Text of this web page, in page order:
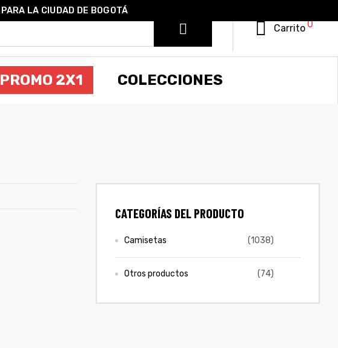
PARA LA CIUDAD DE BOGOTÁ
Carrito0
PROMO 2X1 COLECCIONES
CATEGORÍAS DEL PRODUCTO
Camisetas (1038)
Otros productos (74)